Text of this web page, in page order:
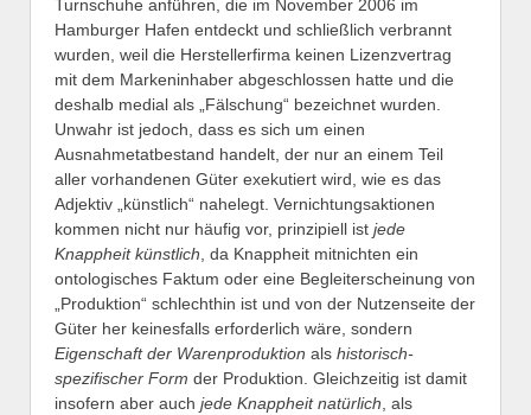
Turnschuhe anführen, die im November 2006 im
Hamburger Hafen entdeckt und schließlich verbrannt
wurden, weil die Herstellerfirma keinen Lizenzvertrag
mit dem Markeninhaber abgeschlossen hatte und die
deshalb medial als „Fälschung“ bezeichnet wurden.
Unwahr ist jedoch, dass es sich um einen
Ausnahmetatbestand handelt, der nur an einem Teil
aller vorhandenen Güter exekutiert wird, wie es das
Adjektiv „künstlich“ nahelegt. Vernichtungsaktionen
kommen nicht nur häufig vor, prinzipiell ist jede
Knappheit künstlich , da Knappheit mitnichten ein
ontologisches Faktum oder eine Begleiterscheinung von
„Produktion“ schlechthin ist und von der Nutzenseite der
Güter her keinesfalls erforderlich wäre, sondern
Eigenschaft der Warenproduktion als historisch-
spezifischer Form der Produktion. Gleichzeitig ist damit
insofern aber auch jede Knappheit natürlich , als